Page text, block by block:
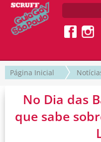
Página Inicial
No Dia das
que sabe